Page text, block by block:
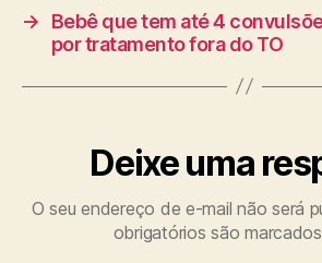
→
Bebê que tem até 4
por tratamento fora do TO
Deixe uma
O seu endereço de e-mail não será
obrigatórios são